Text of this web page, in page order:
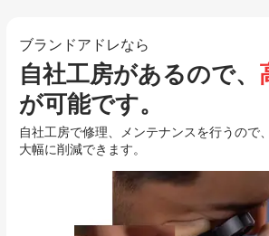
ブランドアドレなら
自社工房があるので、
が可能です。
自社工房で修理、メンテナンスを行うので
大幅に削減できます。